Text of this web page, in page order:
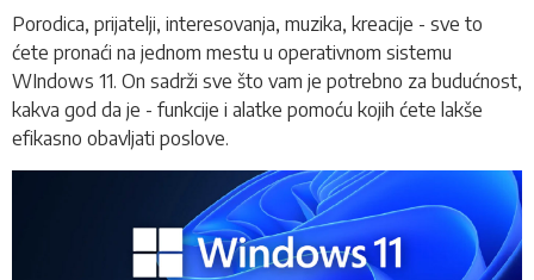
Porodica, prijatelji, interesovanja, muzika, kreacije - sve to
ćete pronaći na jednom mestu u operativnom sistemu
WIndows 11. On sadrži sve što vam je potrebno za budućnost,
kakva god da je - funkcije i alatke pomoću kojih ćete lakše
efikasno obavljati poslove.